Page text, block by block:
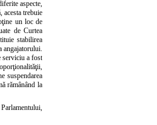
aspecte,
acesta trebuie
un loc de
de Curtea
stabilirea
serviciu a fost
suspendarea
rămânând la